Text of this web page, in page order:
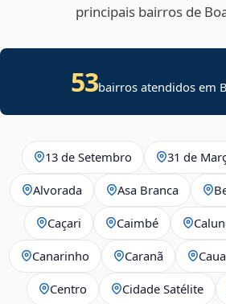
principais bairros de
53bairros atendidos em
13 de Setembro 31 de
Alvorada Asa Branca
Caçari Caimbé
Canarinho Caranã
Centro Cidade Satélite